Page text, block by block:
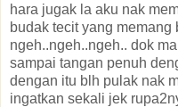
hara jugak la aku nak
budak tecit yang memang
ngeh..ngeh..ngeh.. dok
sampai tangan penuh
dengan itu blh pulak nak
ingatkan sekali jek